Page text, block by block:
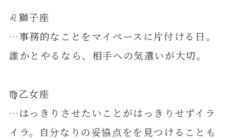
♌️獅子座
…事務的なことをマイペースに片付ける日。
誰かとやるなら、相手への気遣いが大切。
♍️乙女座
…はっきりさせたいことがはっきりせずイラ
イラ。自分なりの妥協点をを見つけることも